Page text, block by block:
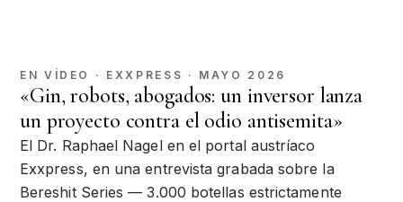
EN VÍDEO · EXXPRESS · MAYO 2026
«Gin, robots, abogados: un inversor lanza
un proyecto contra el odio antisemita»
El Dr. Raphael Nagel en el portal austríaco
Exxpress, en una entrevista grabada sobre la
Bereshit Series — 3.000 botellas estrictamente